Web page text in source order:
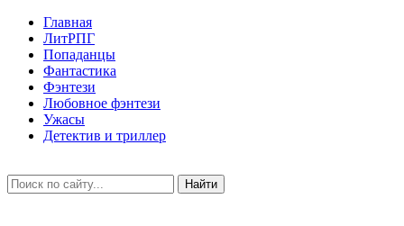
Главная
ЛитРПГ
Попаданцы
Фантастика
Фэнтези
Любовное фэнтези
Ужасы
Детектив и триллер
Найти